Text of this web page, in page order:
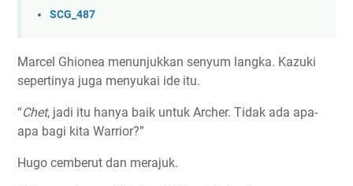
SCG_487
Marcel Ghionea menunjukkan senyum langka. Kazuki
sepertinya juga menyukai ide itu.
“Chet, jadi itu hanya baik untuk Archer. Tidak ada apa-
apa bagi kita Warrior?”
Hugo cemberut dan merajuk.